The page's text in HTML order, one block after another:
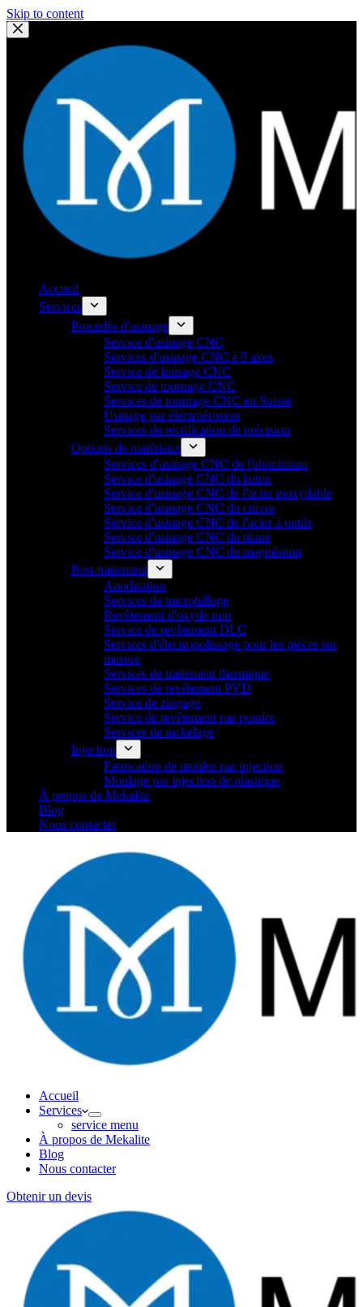
Skip to content
Accueil
Services
Procédés d'usinage
Service d'usinage CNC
Services d'usinage CNC à 5 axes
Service de fraisage CNC
Service de tournage CNC
Services de tournage CNC en Suisse
Usinage par électroérosion
Services de rectification de précision
Options de matériaux
Services d'usinage CNC de l'aluminium
Service d'usinage CNC du laiton
Service d'usinage CNC de l'acier inoxydable
Service d'usinage CNC du cuivre
Service d'usinage CNC de l'acier à outils
Service d'usinage CNC du titane
Service d'usinage CNC du magnésium
Post-traitement
Anodisation
Services de microbillage
Revêtement d'oxyde noir
Service de revêtement DLC
Services d'électropolissage pour les pièces sur
mesure
Services de traitement thermique
Services de revêtement PVD
Service de zingage
Service de revêtement par poudre
Services de nickelage
Injection
Fabrication de moules par injection
Moulage par injection de plastique
À propos de Mekalite
Blog
Nous contacter
Accueil
Services
service menu
À propos de Mekalite
Blog
Nous contacter
Obtenir un devis